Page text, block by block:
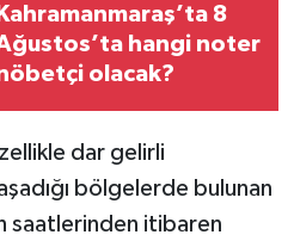
Kahramanmaraş’ta 8
hangi noter
olacak?
dar gelirli
bölgelerde bulunan
saatlerinden itibaren